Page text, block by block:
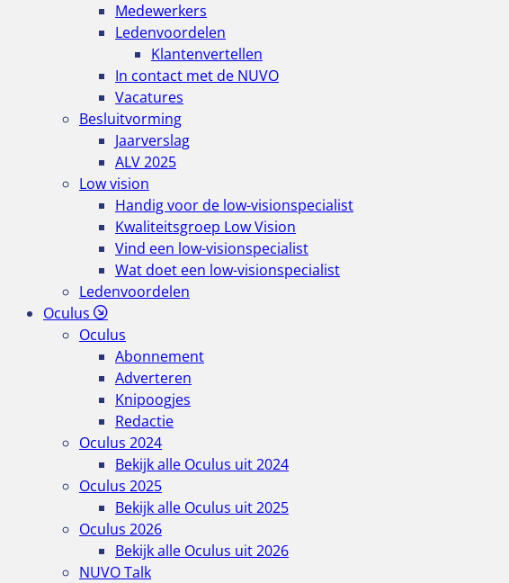
Medewerkers
Ledenvoordelen
Klantenvertellen
In contact met de NUVO
Vacatures
Besluitvorming
Jaarverslag
ALV 2025
Low vision
Handig voor de low-visionspecialist
Kwaliteitsgroep Low Vision
Vind een low-visionspecialist
Wat doet een low-visionspecialist
Ledenvoordelen
Oculus
Oculus
Abonnement
Adverteren
Knipoogjes
Redactie
Oculus 2024
Bekijk alle Oculus uit 2024
Oculus 2025
Bekijk alle Oculus uit 2025
Oculus 2026
Bekijk alle Oculus uit 2026
NUVO Talk